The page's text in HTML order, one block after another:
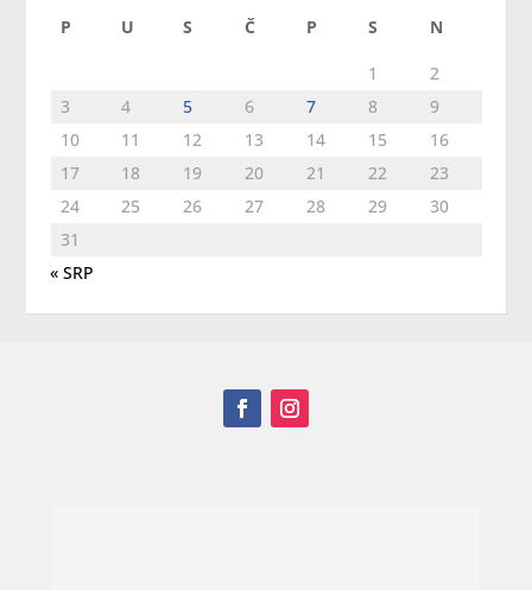
P U S Č P S N
1
2
3
4 5 6 7 8
9
10
11 12 13 14 15
16
17
18 19 20 21 22
23
24
25 26 27 28 29
30
31
« SRP